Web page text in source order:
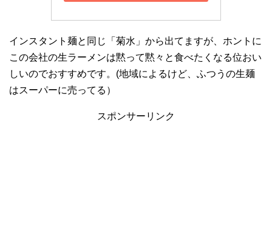
インスタント麺と同じ「菊水」から出てますが、ホントに
この会社の生ラーメンは黙って黙々と食べたくなる位おい
しいのでおすすめです。(地域によるけど、ふつうの生麺
はスーパーに売ってる）
スポンサーリンク